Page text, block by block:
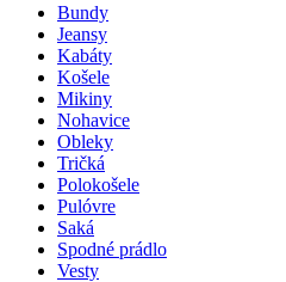
Bundy
Jeansy
Kabáty
Košele
Mikiny
Nohavice
Obleky
Tričká
Polokošele
Pulóvre
Saká
Spodné prádlo
Vesty